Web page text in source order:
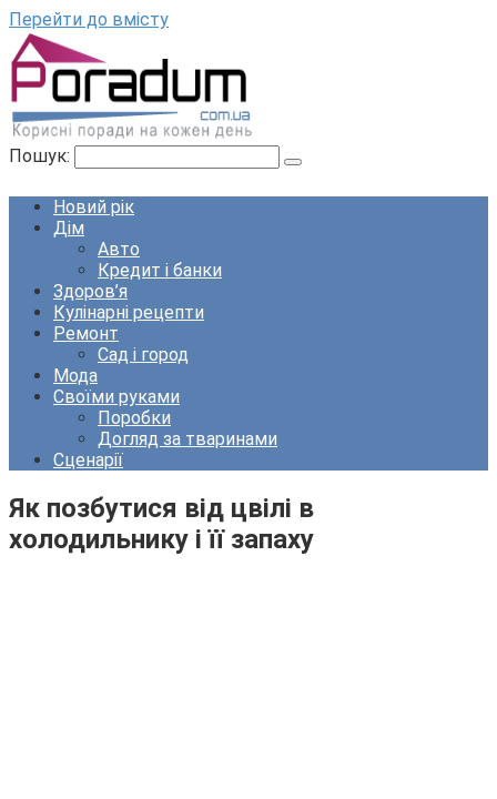
Перейти до вмісту
Пошук:
Новий рік
Дім
Авто
Кредит і банки
Здоров’я
Кулінарні рецепти
Ремонт
Сад і город
Мода
Своїми руками
Поробки
Догляд за тваринами
Сценарії
Як позбутися від цвілі в
холодильнику і її запаху